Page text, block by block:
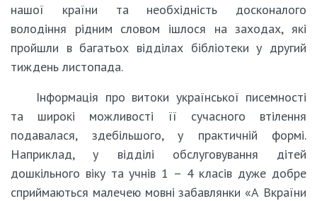
нашої країни та необхідність досконалого
володіння рідним словом ішлося на заходах, які
пройшли в багатьох відділах бібліотеки у другий
тиждень листопада.
Інформація про витоки української писемності
та широкі можливості її сучасного втілення
подавалася, здебільшого, у практичній формі.
Наприклад, у відділі обслуговування дітей
дошкільного віку та учнів 1 – 4 класів дуже добре
сприймаються малечею мовні забавлянки «А Вкраїни